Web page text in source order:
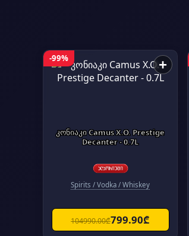
-99% +
კონიაკი Camus X.O. Prestige
Decanter - 0.7L
Spirits / Vodka / Whiskey
104990.00₾799.90₾